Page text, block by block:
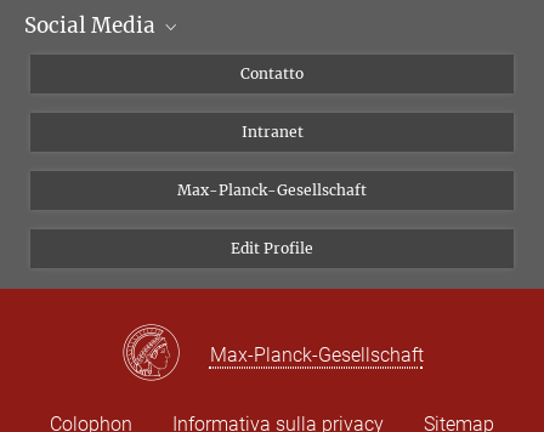
Dipartimenti di ricerca
Social Media
Instagram
Bluesky
Vimeo
Newsletter
Contatto
Intranet
Max-Planck-Gesellschaft
Edit Profile
Max-Planck-Gesellschaft
Colophon Informativa sulla privacy Sitemap